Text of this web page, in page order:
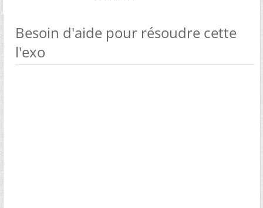
Besoin d'aide pour résoudre cette
l'exo